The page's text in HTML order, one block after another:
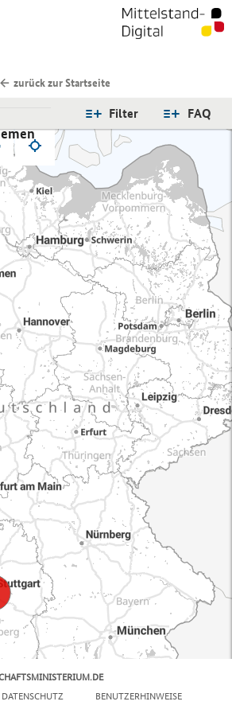
zurück zur Startseite
FAQ
Filter
DATENSCHUTZ BENUTZERHINWEISE